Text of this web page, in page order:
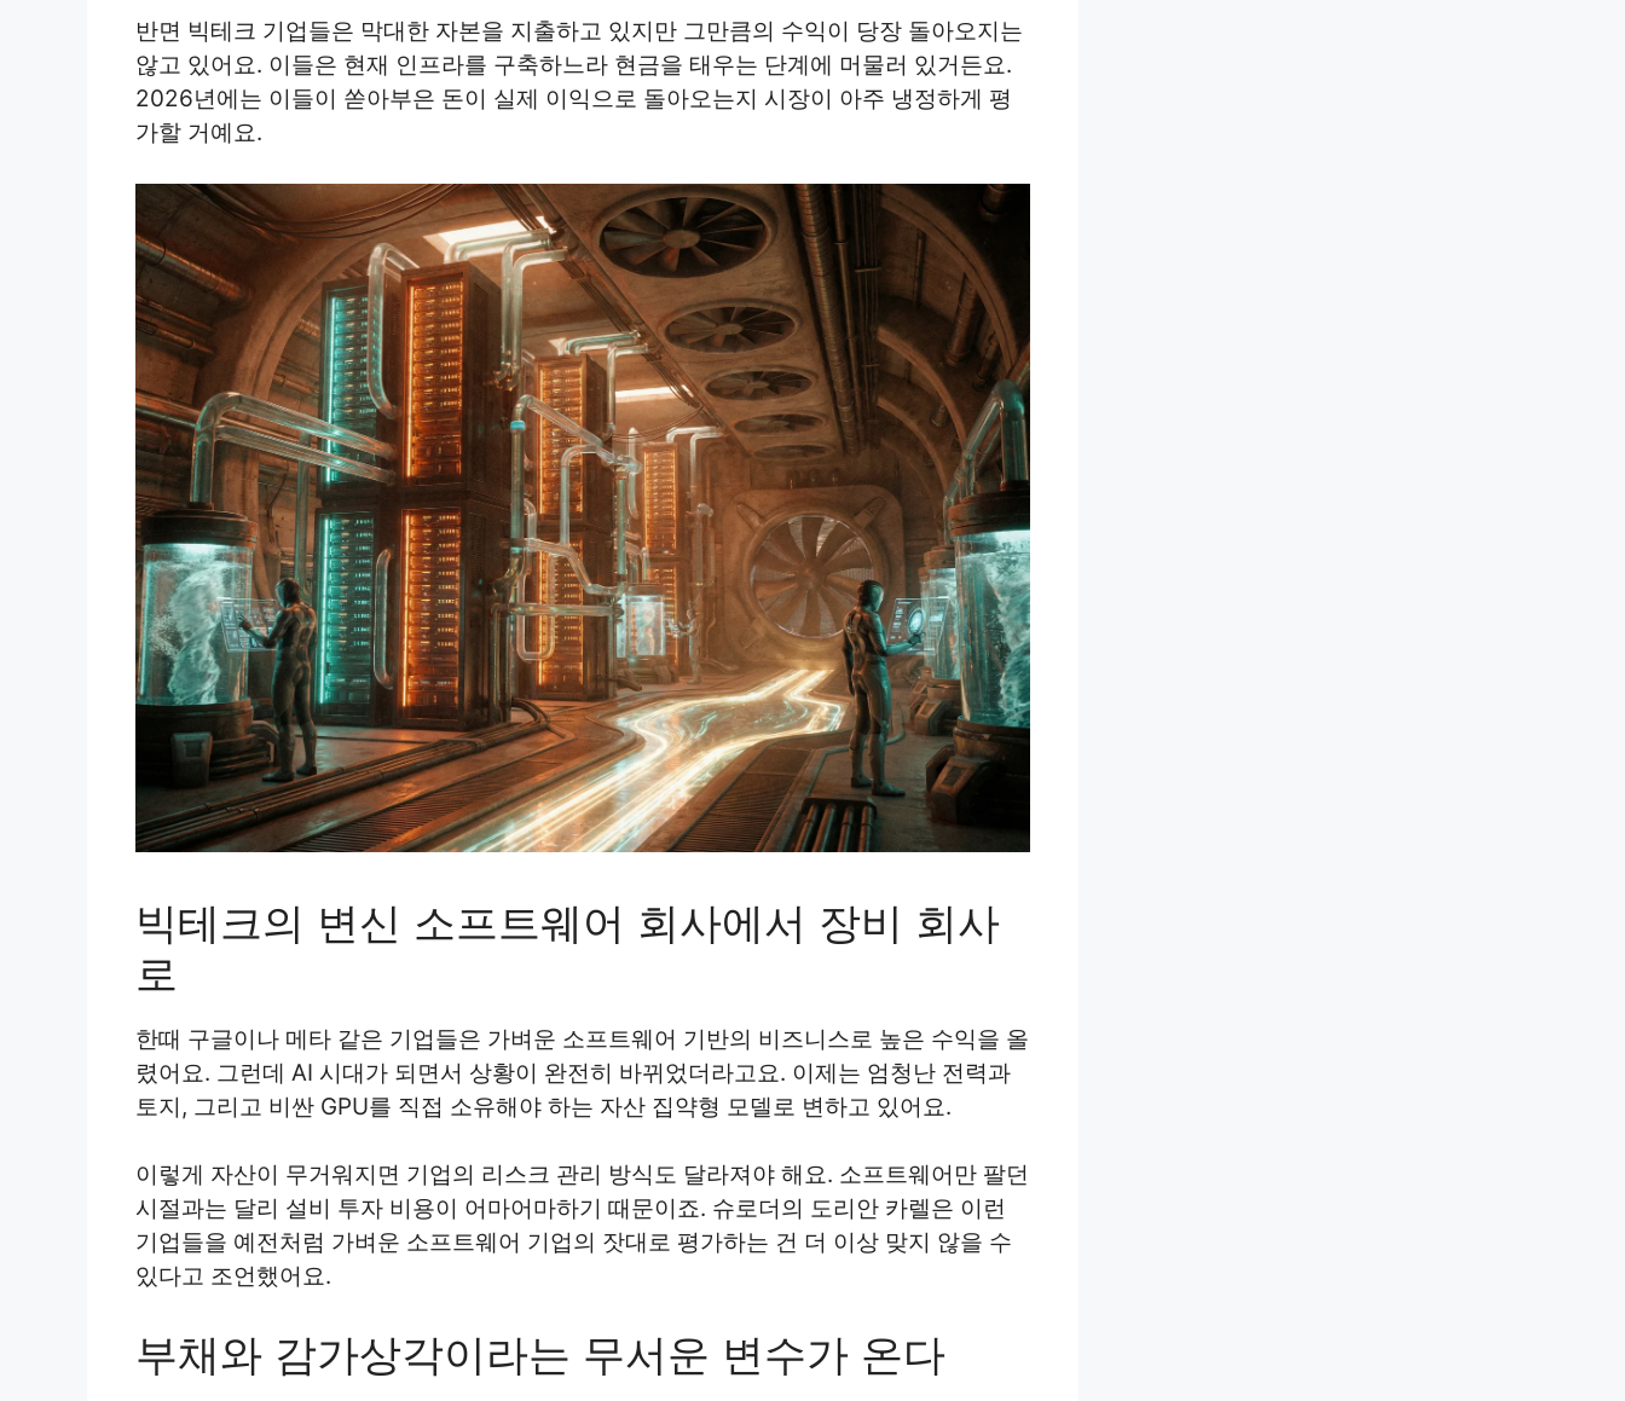
반면 빅테크 기업들은 막대한 자본을 지출하고 있지만 그만큼의 수익이 당장 돌아오지는
않고 있어요. 이들은 현재 인프라를 구축하느라 현금을 태우는 단계에 머물러 있거든요.
2026년에는 이들이 쏟아부은 돈이 실제 이익으로 돌아오는지 시장이 아주 냉정하게 평
가할 거예요.
빅테크의 변신 소프트웨어 회사에서 장비 회사
로
한때 구글이나 메타 같은 기업들은 가벼운 소프트웨어 기반의 비즈니스로 높은 수익을 올
렸어요. 그런데 AI 시대가 되면서 상황이 완전히 바뀌었더라고요. 이제는 엄청난 전력과
토지, 그리고 비싼 GPU를 직접 소유해야 하는 자산 집약형 모델로 변하고 있어요.
이렇게 자산이 무거워지면 기업의 리스크 관리 방식도 달라져야 해요. 소프트웨어만 팔던
시절과는 달리 설비 투자 비용이 어마어마하기 때문이죠. 슈로더의 도리안 카렐은 이런
기업들을 예전처럼 가벼운 소프트웨어 기업의 잣대로 평가하는 건 더 이상 맞지 않을 수
있다고 조언했어요.
부채와 감가상각이라는 무서운 변수가 온다